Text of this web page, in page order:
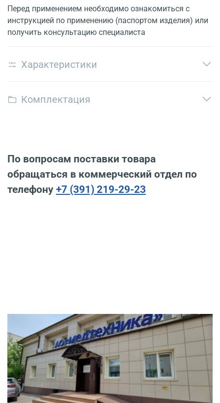
Перед применением необходимо ознакомиться с
инструкцией по применению (паспортом изделия) или
получить консультацию специалиста
Характеристики
Комплектация
По вопросам поставки товара
обращаться в коммерческий отдел по
телефону +7 (391) 219-29-23